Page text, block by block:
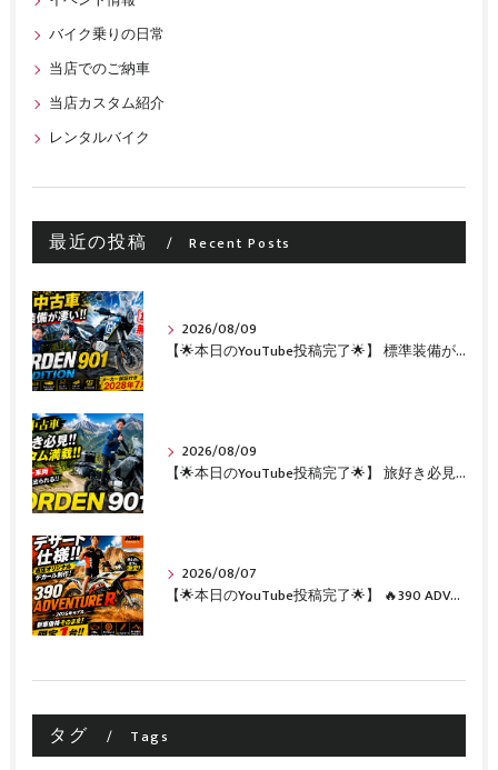
バイク乗りの日常
当店でのご納車
当店カスタム紹介
レンタルバイク
最近の投稿 Recent Posts
2026/08/09
【🌟本日のYouTube投稿完了🌟】 標準装備が凄い!!1オーナー・無転倒の極上中古車🔥 「NORDEN 901 EXPEDITION」が入荷いたしました✨ 【Husqvarna Motorcycles山形】
2026/08/09
【🌟本日のYouTube投稿完了🌟】 旅好き必見🔥!!カスタム満載の極上中古車！ 「NORDEN 901」が入荷いたしました✨【Husqvarna Motorcycles山形】
2026/08/07
【🌟本日のYouTube投稿完了🌟】 🔥390 ADVENTURE R × KTM山形 オリジナルデカール仕様誕生🔥
タグ Tags